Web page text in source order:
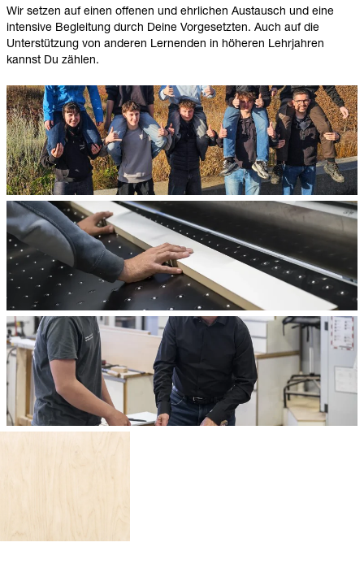
Wir setzen auf einen offenen und ehrlichen Austausch und eine
intensive Begleitung durch Deine Vorgesetzten. Auch auf die
Unterstützung von anderen Lernenden in höheren Lehrjahren
kannst Du zählen.